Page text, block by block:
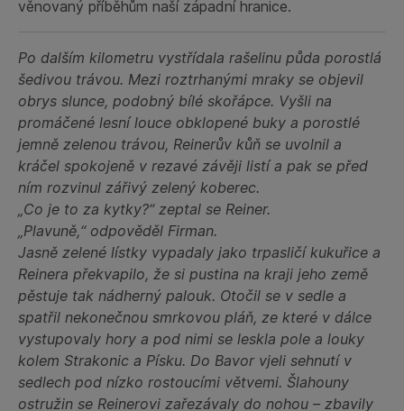
věnovaný příběhům naší západní hranice.
Po dalším kilometru vystřídala rašelinu půda porostlá
šedivou trávou. Mezi roztrhanými mraky se objevil
obrys slunce, podobný bílé skořápce. Vyšli na
promáčené lesní louce obklopené buky a porostlé
jemně zelenou trávou, Reinerův kůň se uvolnil a
kráčel spokojeně v rezavé závěji listí a pak se před
ním rozvinul zářivý zelený koberec.
„Co je to za kytky?“ zeptal se Reiner.
„Plavuně,“ odpověděl Firman.
Jasně zelené lístky vypadaly jako trpasličí kukuřice a
Reinera překvapilo, že si pustina na kraji jeho země
pěstuje tak nádherný palouk. Otočil se v sedle a
spatřil nekonečnou smrkovou pláň, ze které v dálce
vystupovaly hory a pod nimi se leskla pole a louky
kolem Strakonic a Písku. Do Bavor vjeli sehnutí v
sedlech pod nízko rostoucími větvemi. Šlahouny
ostružin se Reinerovi zařezávaly do nohou – zbavily